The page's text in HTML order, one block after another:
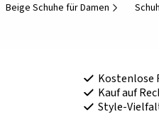
Beige Schuhe für Damen
Kostenlose
Kauf auf
Style-